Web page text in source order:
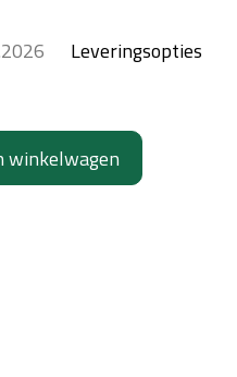
Leveringsopties
winkelwagen